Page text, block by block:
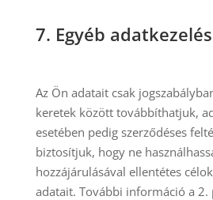
7. Egyéb
Az Ön adatait csak
keretek között továbbíthatjuk,
esetében pedig szerződéses
biztosítjuk, hogy ne
hozzájárulásával ellentétes
adatait. További információ a